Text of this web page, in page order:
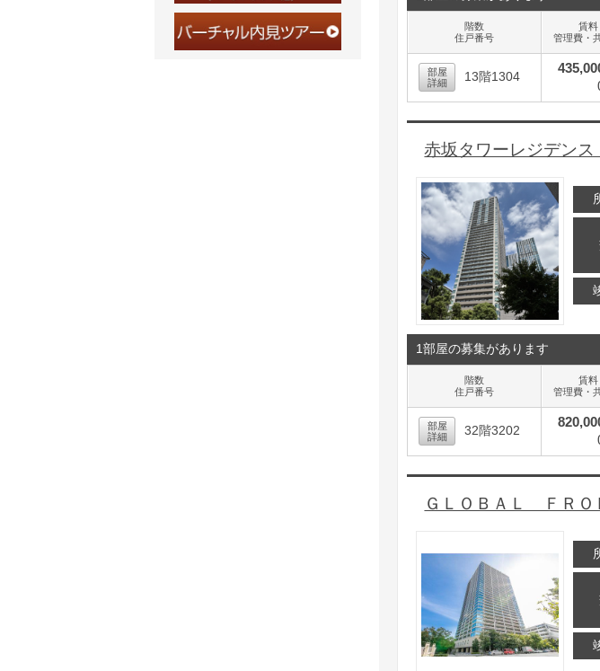
階数
住戸番号
賃料
管理費・
部屋
詳細
13階1304
赤坂タワーレジデン
1部屋の募集があります
階数
住戸番号
賃料
管理費・
部屋
詳細
32階3202
ＧＬＯＢＡＬ ＦＲ